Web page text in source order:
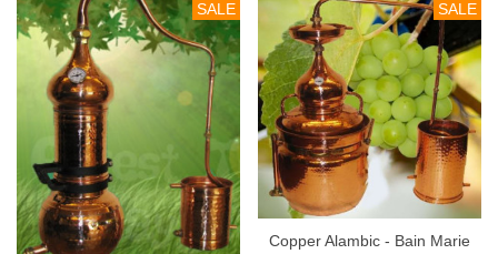
SALE SALE
Copper Alambic - Bain Marie